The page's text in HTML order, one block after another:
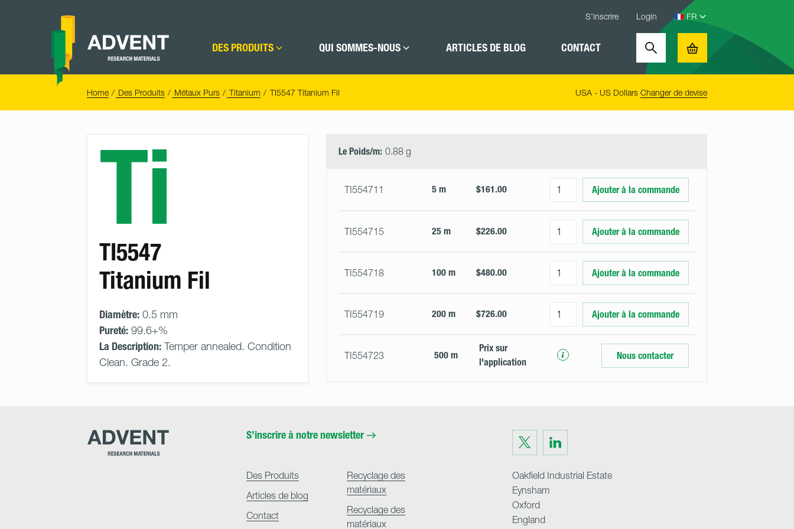
S’inscrire Login
DES PRODUITS QUI SOMMES-NOUS ARTICLES DE BLOG CONTACT Search Basket
Home Des Produits Métaux Purs Titanium TI5547 Titanium Fil USA - US Dollars Changer de devise
Ti
TI5547
Titanium Fil
Diamètre: 0.5 mm
Pureté: 99.6+%
La Description: Temper annealed. Condition
Clean. Grade 2.
QuantityLe Poids/m: 0.88 g
TI554711 5 m $161.00 Ajouter à la commande
TI554715 25 m $226.00 Ajouter à la commande
TI554718 100 m $480.00 Ajouter à la commande
TI554719 200 m $726.00 Ajouter à la commande
TI554723 500 m
Prix ​​sur
l'application
Nous contacter
S’inscrire à notre newsletter
Visit
us
on
Twitter
Visit
on
LinkedIn
Des Produits
Articles de blog
Contact
Recyclage des
matériaux
Recyclage des
matériaux
Oakfield Industrial Estate
Eynsham
Oxford
England